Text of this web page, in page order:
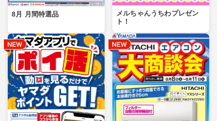
8月 月間特選品
メルちゃんうちわプレゼン
ト！